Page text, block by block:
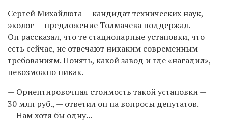
Сергей Михайлюта — кандидат технических наук,
эколог — предложение Толмачева поддержал.
Он рассказал, что те стационарные установки, что
есть сейчас, не отвечают никаким современным
требованиям. Понять, какой завод и где «нагадил»,
невозможно никак.
— Ориентировочная стоимость такой установки —
30 млн руб., — ответил он на вопросы депутатов.
— Нам хотя бы одну...